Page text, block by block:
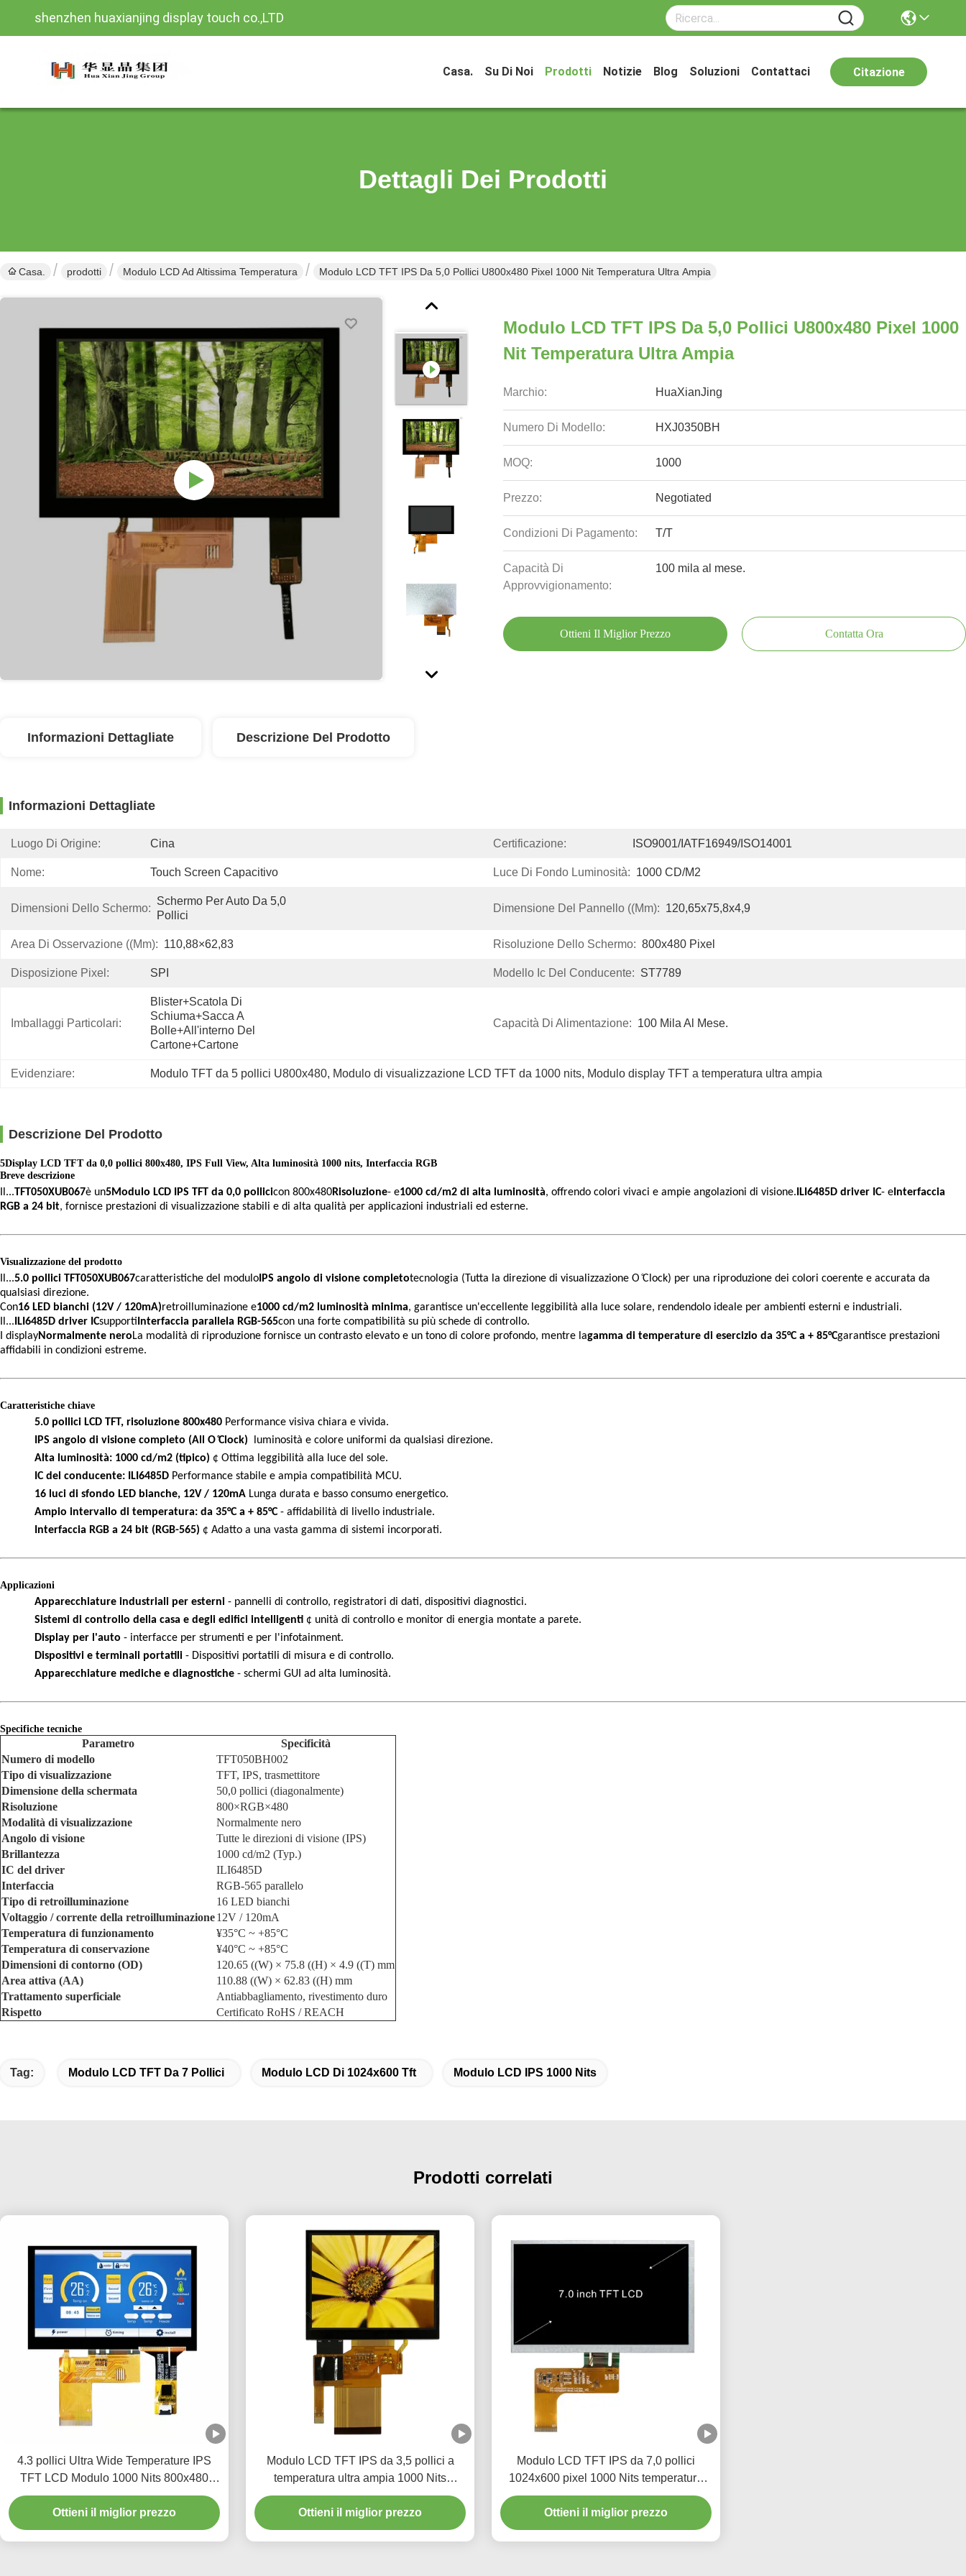
shenzhen huaxianjing display touch co.,LTD
Casa. Su Di Noi Prodotti Notizie Blog Soluzioni Contattaci Citazione
Dettagli Dei Prodotti
Casa. prodotti Modulo LCD Ad Altissima Temperatura Modulo LCD TFT IPS Da 5,0 Pollici U800x480 Pixel 1000 Nit Temperatura Ultra Ampia
Modulo LCD TFT IPS Da 5,0 Pollici U800x480 Pixel 1000
Nit Temperatura Ultra Ampia
Marchio: HuaXianJing
Numero Di Modello: HXJ0350BH
MOQ: 1000
Prezzo: Negotiated
Condizioni Di Pagamento: T/T
Capacità Di
Approvvigionamento:
100 mila al mese.
Ottieni Il Miglior Prezzo Contatta Ora
Informazioni Dettagliate Descrizione Del Prodotto
Informazioni Dettagliate
Luogo Di Origine: Cina Certificazione: ISO9001/IATF16949/ISO14001
Nome: Touch Screen Capacitivo Luce Di Fondo Luminosità: 1000 CD/M2
Dimensioni Dello Schermo:
Schermo Per Auto Da 5,0
Pollici
Dimensione Del Pannello ((mm): 120,65x75,8x4,9
Area Di Osservazione ((mm): 110,88×62,83 Risoluzione Dello Schermo: 800x480 Pixel
Disposizione Pixel: SPI Modello Ic Del Conducente: ST7789
Imballaggi Particolari:
Blister+scatola Di
Schiuma+sacca A
Bolle+all'interno Del
Cartone+cartone
Capacità Di Alimentazione: 100 Mila Al Mese.
Evidenziare: Modulo TFT da 5 pollici U800x480, Modulo di visualizzazione LCD TFT da 1000 nits, Modulo display TFT a temperatura ultra ampia
Descrizione Del Prodotto
5Display LCD TFT da 0,0 pollici 800x480, IPS Full View, Alta luminosità 1000 nits, Interfaccia RGB
Breve descrizione
Il...TFT050XUB067è un5Modulo LCD IPS TFT da 0,0 pollicicon 800x480Risoluzione- e1000 cd/m2 di alta luminosità, offrendo colori vivaci e ampie angolazioni di visione. ILI6485D driver IC- e Interfaccia
RGB a 24 bit, fornisce prestazioni di visualizzazione stabili e di alta qualità per applicazioni industriali ed esterne.
Visualizzazione del prodotto
Il...5.0 pollici TFT050XUB067caratteristiche del modulo IPS angolo di visione completotecnologia (Tutta la direzione di visualizzazione O ̊Clock) per una riproduzione dei colori coerente e accurata da
qualsiasi direzione.
Con16 LED bianchi (12V / 120mA)retroilluminazione e1000 cd/m2 luminosità minima, garantisce un'eccellente leggibilità alla luce solare, rendendolo ideale per ambienti esterni e industriali.
Il... ILI6485D driver ICsupporti Interfaccia parallela RGB-565con una forte compatibilità su più schede di controllo.
I displayNormalmente neroLa modalità di riproduzione fornisce un contrasto elevato e un tono di colore profondo, mentre lagamma di temperature di esercizio da 35°C a + 85°Cgarantisce prestazioni
affidabili in condizioni estreme.
Caratteristiche chiave
5.0 pollici LCD TFT, risoluzione 800x480 Performance visiva chiara e vivida.
IPS angolo di visione completo (All O ̊Clock)
luminosità e colore uniformi da qualsiasi direzione.
Alta luminosità: 1000 cd/m2 (tipico) ¢ Ottima leggibilità alla luce del sole.
IC del conducente: ILI6485D Performance stabile e ampia compatibilità MCU.
16 luci di sfondo LED bianche, 12V / 120mA Lunga durata e basso consumo energetico.
Ampio intervallo di temperatura: da 35°C a + 85°C - affidabilità di livello industriale.
Interfaccia RGB a 24 bit (RGB-565) ¢ Adatto a una vasta gamma di sistemi incorporati.
Applicazioni
Apparecchiature industriali per esterni - pannelli di controllo, registratori di dati, dispositivi diagnostici.
Sistemi di controllo della casa e degli edifici intelligenti ¢ unità di controllo e monitor di energia montate a parete.
Display per l'auto - interfacce per strumenti e per l'infotainment.
Dispositivi e terminali portatili - Dispositivi portatili di misura e di controllo.
Apparecchiature mediche e diagnostiche - schermi GUI ad alta luminosità.
Specifiche tecniche
Parametro
Specificità
Numero di modello
TFT050BH002
Tipo di visualizzazione
TFT, IPS, trasmettitore
Dimensione della schermata
50,0 pollici (diagonalmente)
Risoluzione
800×RGB×480
Modalità di visualizzazione
Normalmente nero
Angolo di visione
Tutte le direzioni di visione (IPS)
Brillantezza
1000 cd/m2 (Typ.)
IC del driver
ILI6485D
Interfaccia
RGB-565 parallelo
Tipo di retroilluminazione
16 LED bianchi
Voltaggio / corrente della retroilluminazione12V / 120mA
Temperatura di funzionamento
¥35°C ~ +85°C
Temperatura di conservazione
¥40°C ~ +85°C
Dimensioni di contorno (OD)
120.65 ((W) × 75.8 ((H) × 4.9 ((T) mm
Area attiva (AA)
110.88 ((W) × 62.83 ((H) mm
Trattamento superficiale
Antiabbagliamento, rivestimento duro
Rispetto
Certificato RoHS / REACH
Tag: Modulo LCD TFT Da 7 Pollici Modulo LCD Di 1024x600 Tft Modulo LCD IPS 1000 Nits
Prodotti correlati
4.3 pollici Ultra Wide Temperature IPS
TFT LCD Modulo 1000 Nits 800x480
pixel
Ottieni il miglior prezzo
Modulo LCD TFT IPS da 3,5 pollici a
temperatura ultra ampia 1000 Nits
800x480 pixel per dispositivi industriali
automobilistici
Ottieni il miglior prezzo
Modulo LCD TFT IPS da 7,0 pollici
1024x600 pixel 1000 Nits temperatura
ultra ampia
Ottieni il miglior prezzo